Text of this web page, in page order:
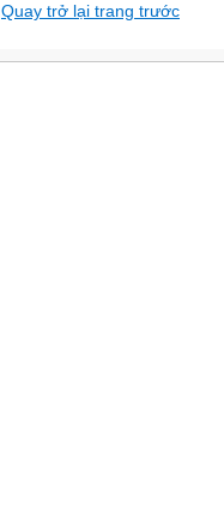
Quay trở lại trang trước